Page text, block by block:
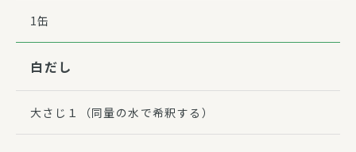
1缶
白だし
大さじ１（同量の水で希釈する）